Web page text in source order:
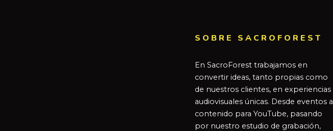
SOBRE SACROFOREST
En SacroForest trabajamos en
convertir ideas, tanto propias como
de nuestros clientes, en experiencias
audiovisuales únicas. Desde eventos a
contenido para YouTube, pasando
por nuestro estudio de grabación,